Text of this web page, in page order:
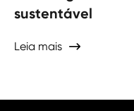
sustentável
Leia mais 